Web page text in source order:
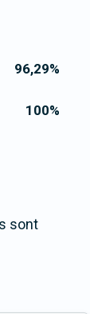
96,29%
100%
sont